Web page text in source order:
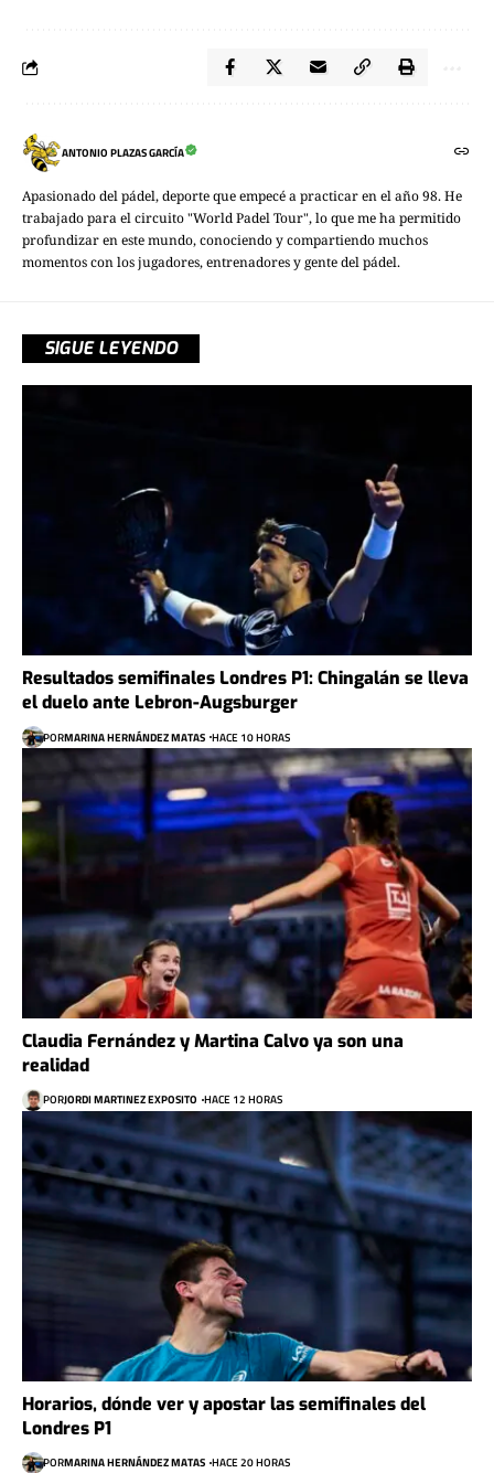
ANTONIO PLAZAS GARCÍA
Apasionado del pádel, deporte que empecé a practicar en el año 98. He
trabajado para el circuito "World Padel Tour", lo que me ha permitido
profundizar en este mundo, conociendo y compartiendo muchos
momentos con los jugadores, entrenadores y gente del pádel.
SIGUE LEYENDO
Resultados semifinales Londres P1: Chingalán se lleva
el duelo ante Lebron-Augsburger
PORMARINA HERNÁNDEZ MATAS HACE 10 HORAS
Claudia Fernández y Martina Calvo ya son una
realidad
PORJORDI MARTINEZ EXPOSITO HACE 12 HORAS
Horarios, dónde ver y apostar las semifinales del
Londres P1
PORMARINA HERNÁNDEZ MATAS HACE 20 HORAS